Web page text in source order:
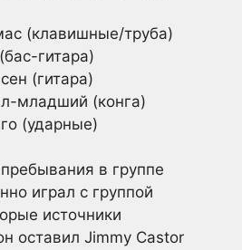
(клавишные/труба)
гитара)
(гитара)
младший (конга)
(ударные)
в группе
играл с группой
источники
оставил Jimmy Castor